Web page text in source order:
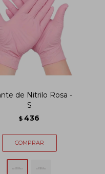
de Nitrilo Rosa -
S
$ 436